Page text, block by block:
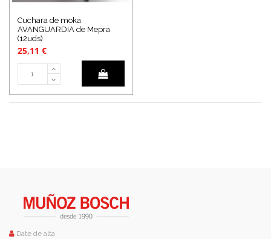
Cuchara de moka
AVANGUARDIA de Mepra
(12uds)
25,11 €
Date de alta